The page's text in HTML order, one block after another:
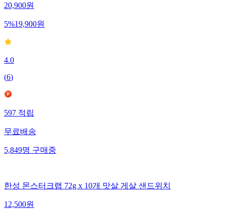
20,900원
5%19,900원
4.0
(6)
597적립
무료배송
5,849명구매중
한성 몬스터크랩 72g x 10개 맛살 게살 샌드위치
12,500원